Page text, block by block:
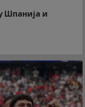
Шпанија и